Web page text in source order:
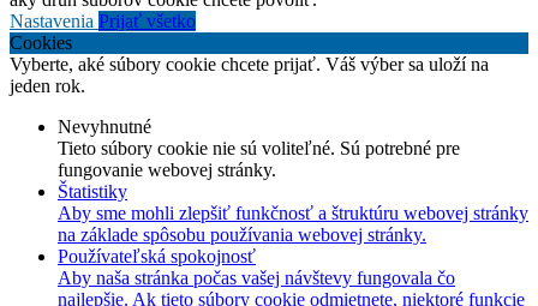
Nastavenia Prijať všetko
Cookies
Vyberte, aké súbory cookie chcete prijať. Váš výber sa uloží na
jeden rok.
Nevyhnutné
Tieto súbory cookie nie sú voliteľné. Sú potrebné pre
fungovanie webovej stránky.
Štatistiky
Aby sme mohli zlepšiť funkčnosť a štruktúru webovej stránky
na základe spôsobu používania webovej stránky.
Používateľská spokojnosť
Aby naša stránka počas vašej návštevy fungovala čo
najlepšie. Ak tieto súbory cookie odmietnete, niektoré funkcie